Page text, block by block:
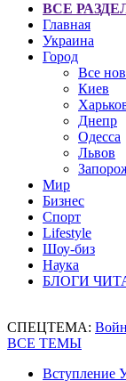
ВСЕ
Главная
Украина
Город
Все
Киев
Днепр
Одесса
Львов
Мир
Бизнес
Спорт
Lifestyle
Шоу-биз
Наука
БЛОГИ
СПЕЦТЕМА:
ВСЕ ТЕМЫ
Вступление